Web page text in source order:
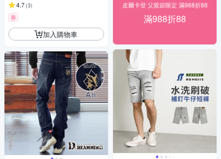
4.7(3)
券
加入購物車
皮爾卡登 父親節限定 滿988折88
滿988折88